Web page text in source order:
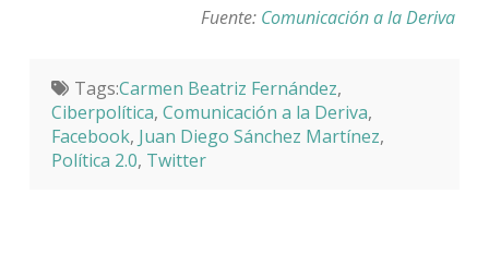
Fuente: Comunicación a la Deriva
Tags:Carmen Beatriz Fernández,
Ciberpolítica, Comunicación a la Deriva,
Facebook, Juan Diego Sánchez Martínez,
Política 2.0, Twitter